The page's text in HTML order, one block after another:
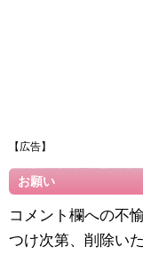
【広告】
お願い
コメント欄への不
つけ次第、削除い